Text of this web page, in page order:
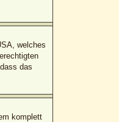
welches
das
komplett